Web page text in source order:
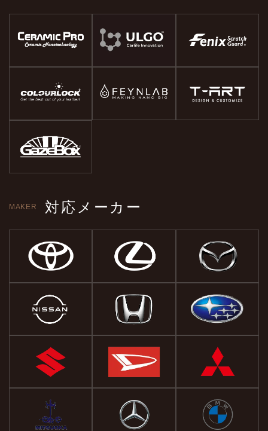
MAKER 対応メーカー